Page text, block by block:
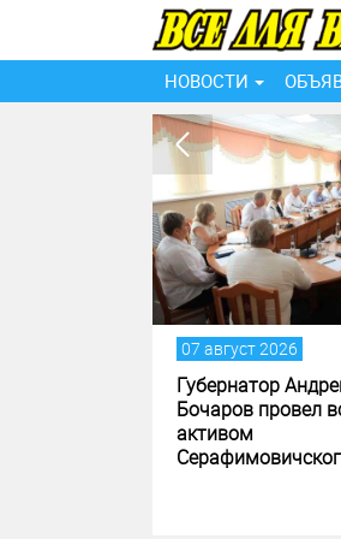
НОВОСТИ
провел встречу с
района
07 август
Бочаров
объекты